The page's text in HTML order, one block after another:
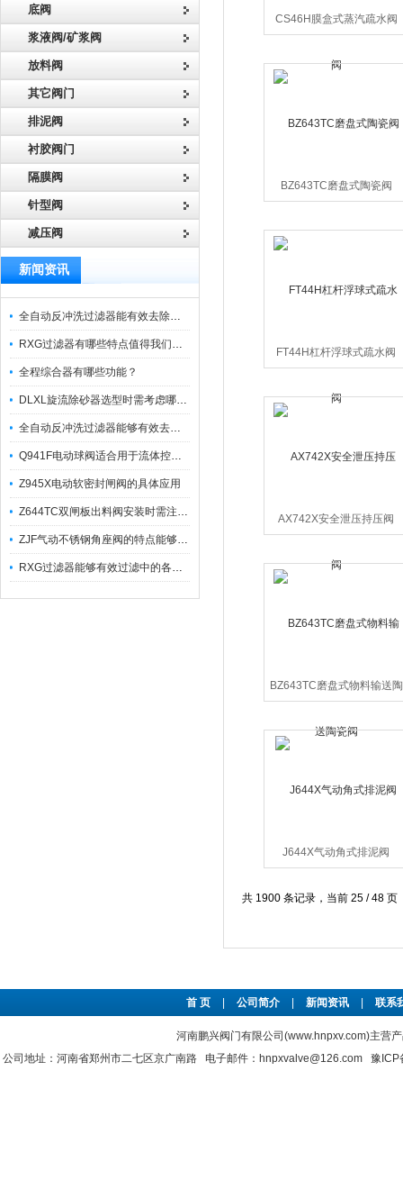
底阀
浆液阀/矿浆阀
放料阀
其它阀门
排泥阀
衬胶阀门
隔膜阀
针型阀
减压阀
新闻资讯
全自动反冲洗过滤器能有效去除过滤介质上的杂质
RXG过滤器有哪些特点值得我们选择？
全程综合器有哪些功能？
DLXL旋流除砂器选型时需考虑哪些因素？
全自动反冲洗过滤器能够有效去除不同粒径的固体杂
Q941F电动球阀适合用于流体控制需要迅速反应的场合
Z945X电动软密封闸阀的具体应用
Z644TC双闸板出料阀安装时需注意哪些事项？
ZJF气动不锈钢角座阀的特点能够稳定地控制介质流量
RXG过滤器能够有效过滤中的各种杂质
CS46H膜盒式蒸汽疏水阀
BZ643TC磨盘式陶瓷阀
FT44H杠杆浮球式疏水阀
AX742X安全泄压持压阀
BZ643TC磨盘式物料输送陶
瓷阀
J644X气动角式排泥阀
共 1900 条记录，当前 25 / 48 页
首 页 公司简介 新闻资讯 联系
河南鹏兴阀门有限公司(www.hnpxv.com)主营
公司地址：河南省郑州市二七区京广南路 电子邮件：hnpxvalve@126.com 豫ICP